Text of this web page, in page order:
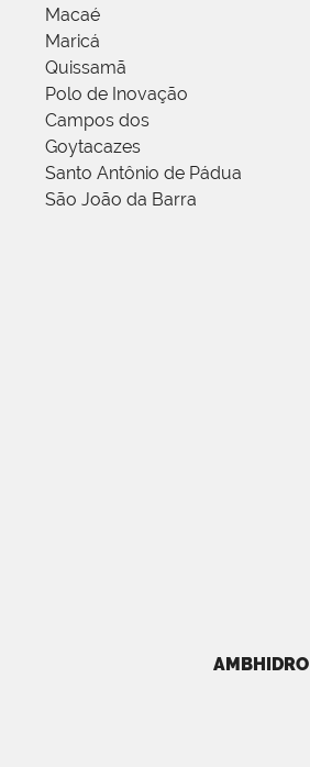
Macaé
Maricá
Quissamã
Polo de Inovação
Campos dos
Goytacazes
Santo Antônio de Pádua
São João da Barra
AMBHIDRO